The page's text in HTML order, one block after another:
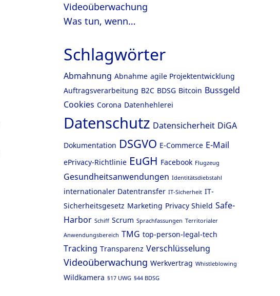
Videoüberwachung
Was tun, wenn…
Schlagwörter
Abmahnung Abnahme agile Projektentwicklung
Auftragsverarbeitung B2C BDSG Bitcoin Bussgeld
Cookies Corona Datenhehlerei
Datenschutz Datensicherheit DiGA
Dokumentation DSGVO E-Commerce E-Mail
ePrivacy-Richtlinie EuGH Facebook Flugzeug
Gesundheitsanwendungen Identitätsdiebstahl
internationaler Datentransfer IT-Sicherheit IT-
Sicherheitsgesetz Marketing Privacy Shield Safe-
Harbor Schiff Scrum Sprachfassungen Territorialer
Anwendungsbereich TMG top-person-legal-tech
Tracking Transparenz Verschlüsselung
Videoüberwachung Werkvertrag Whistleblowing
Wildkamera §17 UWG §44 BDSG